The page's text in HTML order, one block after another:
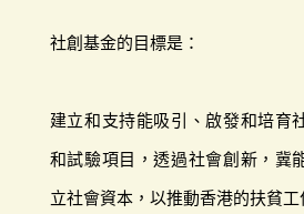
社創基金的目標是：
建立和支持能吸引、啟發和培育
和試驗項目，透過社會創新，冀
立社會資本，以推動香港的扶貧工